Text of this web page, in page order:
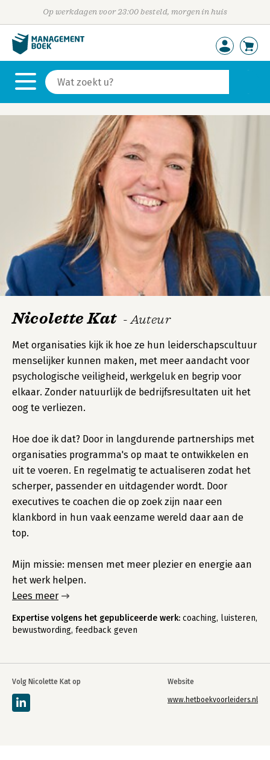
Op werkdagen voor 23:00 besteld, morgen in huis
Volg Nicolette Kat op Website
www.hetboekvoorleiders.nl
Nicolette Kat - Auteur
Met organisaties kijk ik hoe ze hun leiderschapscultuur
menselijker kunnen maken, met meer aandacht voor
psychologische veiligheid, werkgeluk en begrip voor
elkaar. Zonder natuurlijk de bedrijfsresultaten uit het
oog te verliezen.
Hoe doe ik dat? Door in langdurende partnerships met
organisaties programma's op maat te ontwikkelen en
uit te voeren. En regelmatig te actualiseren zodat het
scherper, passender en uitdagender wordt. Door
executives te coachen die op zoek zijn naar een
klankbord in hun vaak eenzame wereld daar aan de
top.
Mijn missie: mensen met meer plezier en energie aan
het werk helpen.
Lees meer
Expertise volgens het gepubliceerde werk: coaching, luisteren,
bewustwording, feedback geven